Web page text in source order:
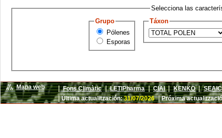
Selecciona las
Grupo
Pólenes
Esporas
Táxon
Mapa web | Fons Climàtic | LETIPharma | CIAI | KENKO | SEAIC
| Última actualitzación:31/07/2026 | Próxima